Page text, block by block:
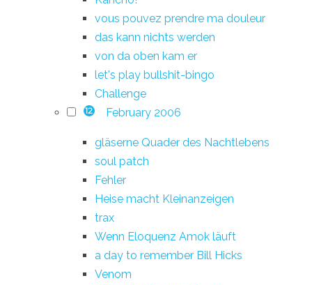
vous pouvez prendre ma douleur
das kann nichts werden
von da oben kam er
let's play bullshit-bingo
Challenge
12 February 2006
gläserne Quader des Nachtlebens
soul patch
Fehler
Heise macht Kleinanzeigen
trax
Wenn Eloquenz Amok läuft
a day to remember Bill Hicks
Venom